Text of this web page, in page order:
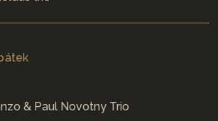
& Paul Novotny Trio